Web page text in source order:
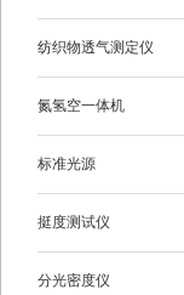
纺织物透气测定仪
氮氢空一体机
标准光源
挺度测试仪
分光密度仪